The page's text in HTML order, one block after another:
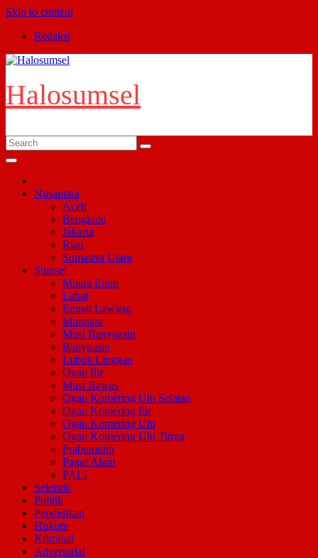
Skip to content
Redaksi
Halosumsel
Nusantara
Aceh
Bengkulu
Jakarta
Riau
Sumatera Utara
Sumsel
Muara Enim
Lahat
Empat Lawang
Muratara
Musi Banyuasin
Banyuasin
Lubuk Linggau
Ogan Ilir
Musi Rawas
Ogan Komering Ulu Selatan
Ogan Komering Ilir
Ogan Komering Ulu
Ogan Komering Ulu Timur
Prabumulih
Pagar Alam
PALI
Selebriti
Politik
Pendidikan
Hukum
Kriminal
Advertorial